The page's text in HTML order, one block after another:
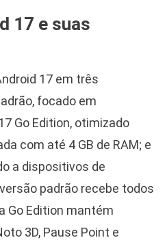
17 e suas
17 em três
focado em
Go Edition, otimizado
com até 4 GB de RAM; e
a dispositivos de
padrão recebe todos
Go Edition mantém
3D, Pause Point e